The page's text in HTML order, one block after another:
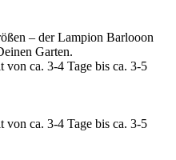
– der Lampion Barlooon
Garten.
von ca. 3-4 Tage bis ca. 3-5
von ca. 3-4 Tage bis ca. 3-5